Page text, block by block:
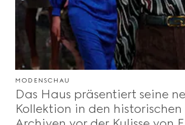
MODENSCHAU
Das Haus präsentiert seine
Kollektion in den